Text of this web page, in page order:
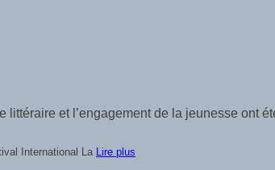
littéraire et l’engagement de la jeunesse ont
International La Lire plus